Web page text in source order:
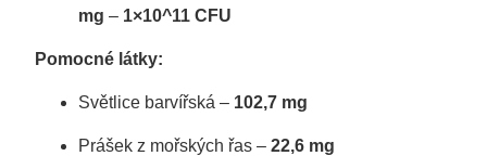
mg – 1×10^11 CFU
Pomocné látky:
Světlice barvířská – 102,7 mg
Prášek z mořských řas – 22,6 mg